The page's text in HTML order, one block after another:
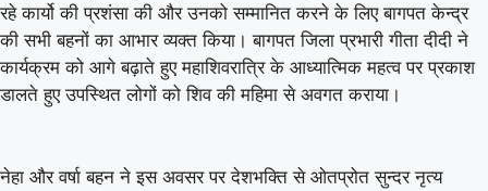
रहे कार्यो की प्रशंसा की और उनको सम्मानित करने के लिए बागपत केन्द्र
की सभी बहनों का आभार व्यक्त किया। बागपत जिला प्रभारी गीता दीदी ने
कार्यक्रम को आगे बढ़ाते हुए महाशिवरात्रि के आध्यात्मिक महत्व पर प्रकाश
डालते हुए उपस्थित लोगों को शिव की महिमा से अवगत कराया।
नेहा और वर्षा बहन ने इस अवसर पर देशभक्ति से ओतप्रोत सुन्दर नृत्य